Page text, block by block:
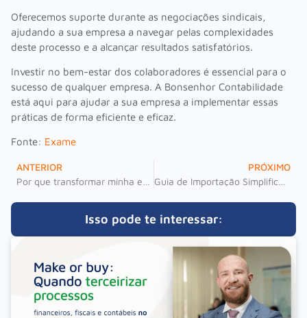
Oferecemos suporte durante as negociações sindicais,
ajudando a sua empresa a navegar pelas complexidades
deste processo e a alcançar resultados satisfatórios.
Investir no bem-estar dos colaboradores é essencial para o
sucesso de qualquer empresa. A Bonsenhor Contabilidade
está aqui para ajudar a sua empresa a implementar essas
práticas de forma eficiente e eficaz.
Fonte: Exame
ANTERIOR
PRÓXIMO
Isso pode te interessar: